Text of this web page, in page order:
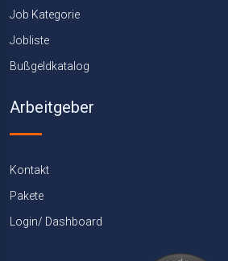
Job Kategorie
Jobliste
Bußgeldkatalog
Arbeitgeber
Kontakt
Pakete
Login/ Dashboard